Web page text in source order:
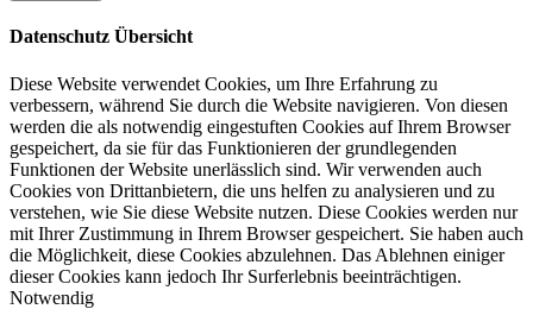
Datenschutz Übersicht
Diese Website verwendet Cookies, um Ihre Erfahrung zu
verbessern, während Sie durch die Website navigieren. Von diesen
werden die als notwendig eingestuften Cookies auf Ihrem Browser
gespeichert, da sie für das Funktionieren der grundlegenden
Funktionen der Website unerlässlich sind. Wir verwenden auch
Cookies von Drittanbietern, die uns helfen zu analysieren und zu
verstehen, wie Sie diese Website nutzen. Diese Cookies werden nur
mit Ihrer Zustimmung in Ihrem Browser gespeichert. Sie haben auch
die Möglichkeit, diese Cookies abzulehnen. Das Ablehnen einiger
dieser Cookies kann jedoch Ihr Surferlebnis beeinträchtigen.
Notwendig